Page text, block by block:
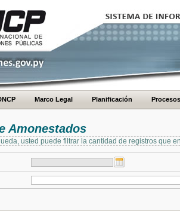
Marco Legal Planificación Procesos
Amonestados
usted puede filtrar la cantidad de registros que